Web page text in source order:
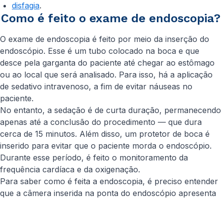
disfagia.
Como é feito o exame de endoscopia?
O exame de endoscopia é feito por meio da inserção do
endoscópio. Esse é um tubo colocado na boca e que
desce pela garganta do paciente até chegar ao estômago
ou ao local que será analisado. Para isso, há a aplicação
de sedativo intravenoso, a fim de evitar náuseas no
paciente.
No entanto, a sedação é de curta duração, permanecendo
apenas até a conclusão do procedimento — que dura
cerca de 15 minutos. Além disso, um protetor de boca é
inserido para evitar que o paciente morda o endoscópio.
Durante esse período, é feito o monitoramento da
frequência cardíaca e da oxigenação.
Para saber como é feita a endoscopia, é preciso entender
que a câmera inserida na ponta do endoscópio apresenta